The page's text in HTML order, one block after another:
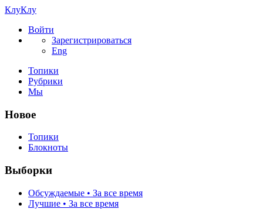
КлуКлу
Войти
Зарегистрироваться
Eng
Топики
Рубрики
Мы
Новое
Топики
Блокноты
Выборки
Обсуждаемые • За все время
Лучшие • За все время